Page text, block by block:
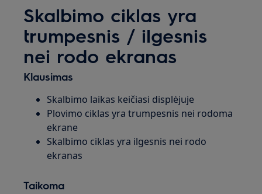
Skalbimo ciklas yra
trumpesnis / ilgesnis
nei rodo ekranas
Klausimas
Skalbimo laikas keičiasi displėjuje
Plovimo ciklas yra trumpesnis nei rodoma
ekrane
Skalbimo ciklas yra ilgesnis nei rodo
ekranas
Taikoma